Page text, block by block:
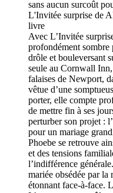
sans aucun surcoût
L'Invitée surprise de
livre
Avec L’Invitée
profondément
drôle et bouleversant
seule au Cornwall
falaises de Newport,
vêtue d’une
porter, elle compte
de mettre fin à ses
perturber son projet :
pour un mariage
Phoebe se retrouve
et des tensions
l’indifférence
mariée obsédée par la
étonnant face-à-face.